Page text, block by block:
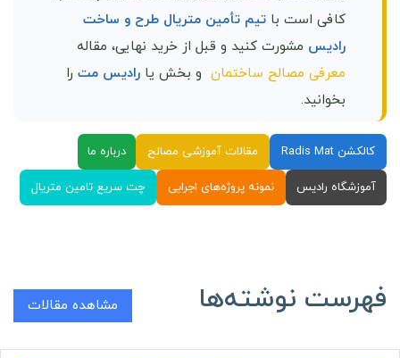
کافی است با تیم تأمین متریال طرح و ساخت
رادیس مشورت کنید و قبل از خرید نهایی، مقاله
معرفی مصالح ساختمانو بخش یا رادیس مترا
بخوانید.
کالکشن Radis Mat مقالات آموزشی مصالح درباره ما
آموزشگاه رادیس نمونه پروژه‌های اجرایی چت سریع تامین متریال
فهرست نوشته‌ها مشاهده مقالات